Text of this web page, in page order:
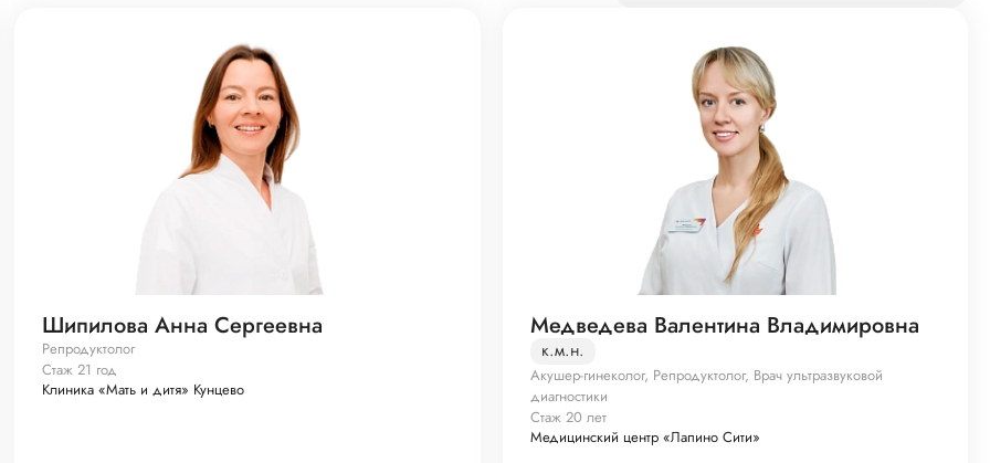
Шипилова Анна Сергеевна
Репродуктолог
Стаж 21 год
Клиника «Мать и дитя» Кунцево
Медведева Валентина Владимировна
к.м.н.
Акушер-гинеколог, Репродуктолог, Врач ультразвуковой
диагностики
Стаж 20 лет
Медицинский центр «Лапино Сити»